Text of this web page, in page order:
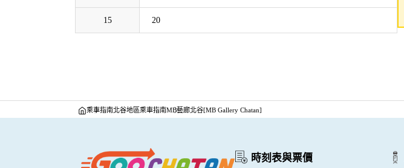
15 20
乘車指南北谷地區乘車指南MB藝廊北谷[MB Gallery Chatan]
時刻表與票價